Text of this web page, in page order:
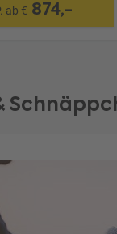
ab € 874,-